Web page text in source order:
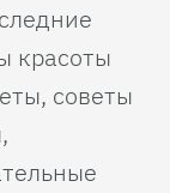
красоты
советы